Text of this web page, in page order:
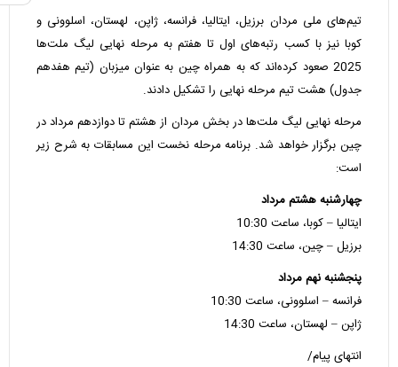
تیم‌های ملی مردان برزیل، ایتالیا، فرانسه، ژاپن، لهستان، اسلوونی و
کوبا نیز با کسب رتبه‌های اول تا هفتم به مرحله نهایی لیگ ملت‌ها
2025 صعود کرده‌اند که به همراه چین به عنوان میزبان (تیم هفدهم
جدول) هشت تیم مرحله نهایی را تشکیل دادند.
مرحله نهایی لیگ ملت‌ها در بخش مردان از هشتم تا دوازدهم مرداد در
چین برگزار خواهد شد. برنامه مرحله نخست این مسابقات به شرح زیر
است:
چهارشنبه هشتم مرداد
ایتالیا – کوبا، ساعت 10:30
برزیل – چین، ساعت 14:30
پنجشنبه نهم مرداد
فرانسه – اسلوونی، ساعت 10:30
ژاپن – لهستان، ساعت 14:30
انتهای پیام/